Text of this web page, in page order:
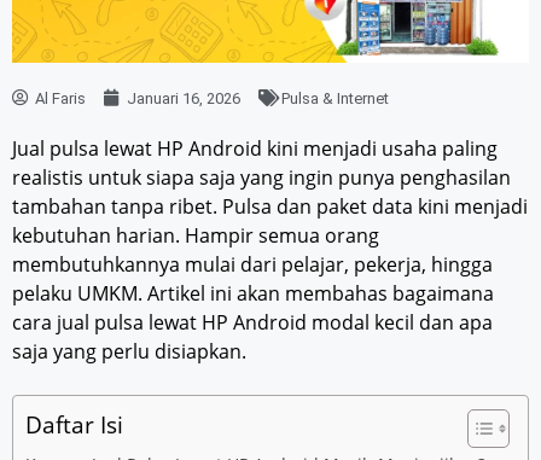
Al Faris Januari 16, 2026 Pulsa & Internet
Jual pulsa lewat HP Android kini menjadi usaha paling
realistis untuk siapa saja yang ingin punya penghasilan
tambahan tanpa ribet. Pulsa dan paket data kini menjadi
kebutuhan harian. Hampir semua orang
membutuhkannya mulai dari pelajar, pekerja, hingga
pelaku UMKM. Artikel ini akan membahas bagaimana
cara jual pulsa lewat HP Android modal kecil dan apa
saja yang perlu disiapkan.
Daftar Isi